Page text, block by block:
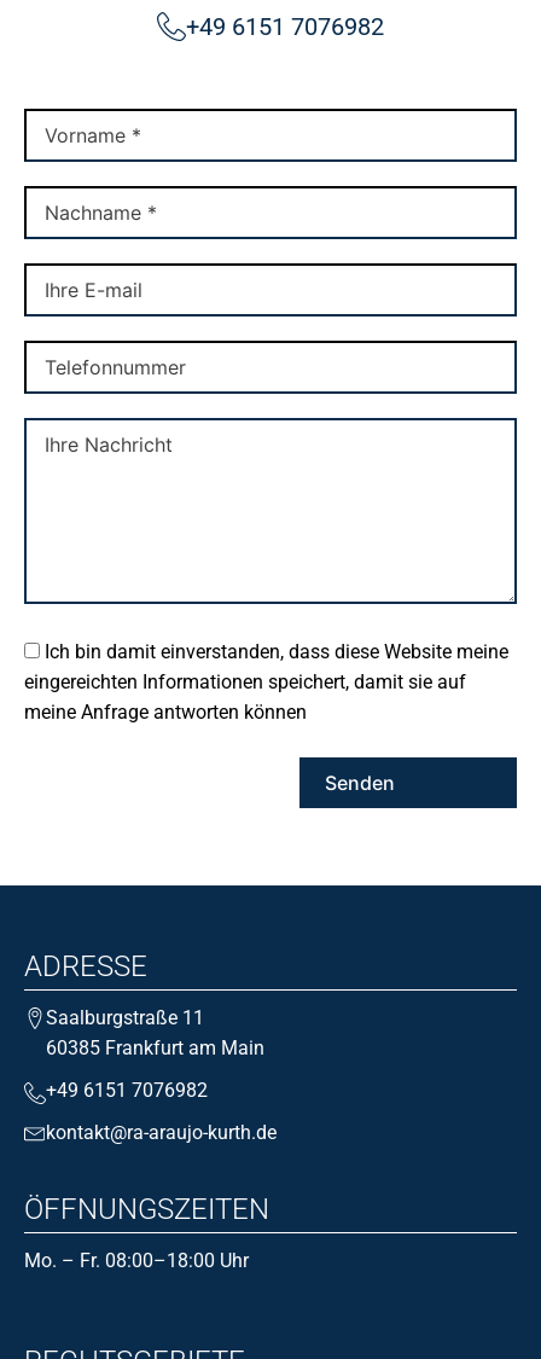
+49 6151 7076982
Ich bin damit einverstanden, dass diese Website meine
eingereichten Informationen speichert, damit sie auf
meine Anfrage antworten können
ADRESSE
Saalburgstraße 11
60385 Frankfurt am Main
+49 6151 7076982
kontakt@ra-araujo-kurth.de
ÖFFNUNGSZEITEN
Mo. – Fr. 08:00–18:00 Uhr